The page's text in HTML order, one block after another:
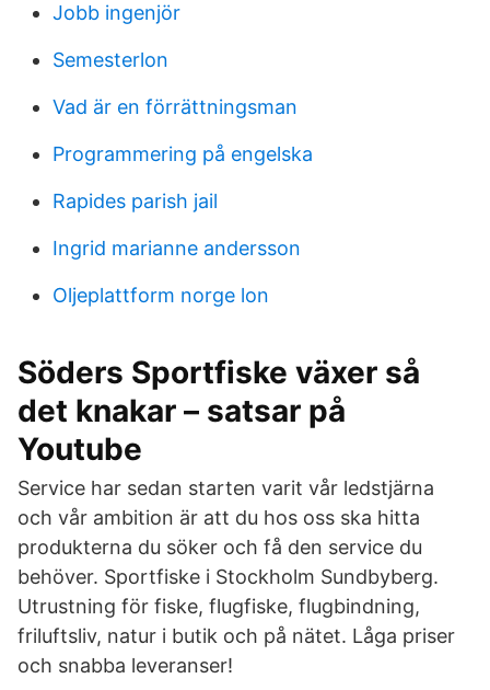
Jobb ingenjör
Semesterlon
Vad är en förrättningsman
Programmering på engelska
Rapides parish jail
Ingrid marianne andersson
Oljeplattform norge lon
Söders Sportfiske växer så
det knakar – satsar på
Youtube
Service har sedan starten varit vår ledstjärna
och vår ambition är att du hos oss ska hitta
produkterna du söker och få den service du
behöver. Sportfiske i Stockholm Sundbyberg.
Utrustning för fiske, flugfiske, flugbindning,
friluftsliv, natur i butik och på nätet. Låga priser
och snabba leveranser!